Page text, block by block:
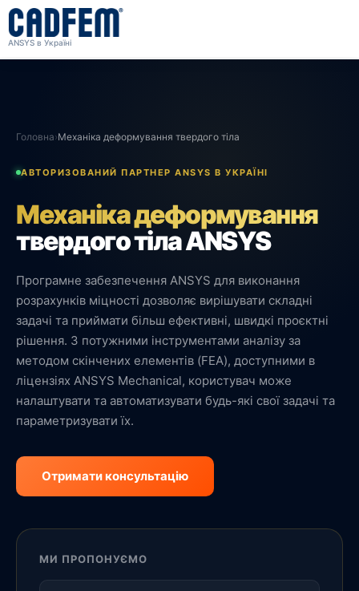
ANSYS в Україні
Головна›Механіка деформування твердого тіла
АВТОРИЗОВАНИЙ ПАРТНЕР ANSYS В УКРАЇНІ
Механіка деформування
твердого тіла ANSYS
Програмне забезпечення ANSYS для виконання
розрахунків міцності дозволяє вирішувати складні
задачі та приймати більш ефективні, швидкі проєктні
рішення. З потужними інструментами аналізу за
методом скінчених елементів (FEA), доступними в
ліцензіях ANSYS Mechanical, користувач може
налаштувати та автоматизувати будь-які свої задачі та
параметризувати їх.
Отримати консультацію
МИ ПРОПОНУЄМО